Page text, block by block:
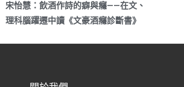
宋怡慧：飲酒作詩的癖與癮——在文、
理科腦躍遷中讀《文豪酒癮診斷書》